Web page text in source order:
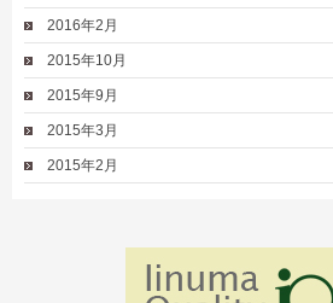
2016年2月
2015年10月
2015年9月
2015年3月
2015年2月